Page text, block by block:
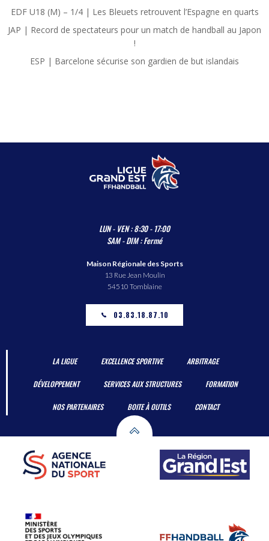
EDF U18 (M) – 1/4 | Les Bleuets retrouvent l’Espagne en quarts
JAP | Record de spectateurs pour un match de handball au Japon
!
ESP | Barcelone sécurise son gardien de but islandais
LUN - VEN : 8:30 - 17:00
SAM - DIM : Fermé
Maison Régionale des Sports
13 Rue Jean Moulin
54510 Tomblaine
03.83.18.87.10
LA LIGUE EXCELLENCE SPORTIVE ARBITRAGE
DÉVELOPPEMENT SERVICES AUX STRUCTURES FORMATION
NOS PARTENAIRES BOITE À OUTILS CONTACT